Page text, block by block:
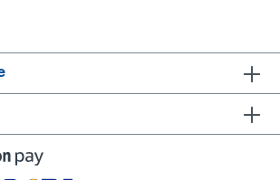
Vier-Treiber-Hybrid-
mit einem dynamischen Tieftöner,
Mittelton-BA und
Komponenten und simulierten
von Gizaudio gefertigt, um